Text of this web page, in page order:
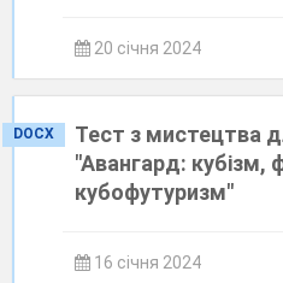
20 січня 2024
DOCX
Тест з мистецтва
"Авангард: кубізм,
кубофутуризм"
16 січня 2024